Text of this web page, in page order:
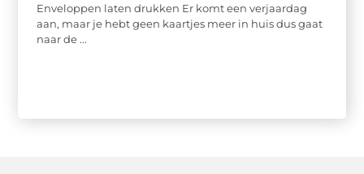
Enveloppen laten drukken Er komt een verjaardag
aan, maar je hebt geen kaartjes meer in huis dus gaat
naar de ...